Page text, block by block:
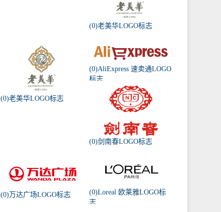
(0)老美华LOGO标志
(0)老美华LOGO标志
(0)AliExpress 速卖通LOGO
标志
(0)剑南春LOGO标志
(0)万达广场LOGO标志
(0)Loreal 欧莱雅LOGO标
志